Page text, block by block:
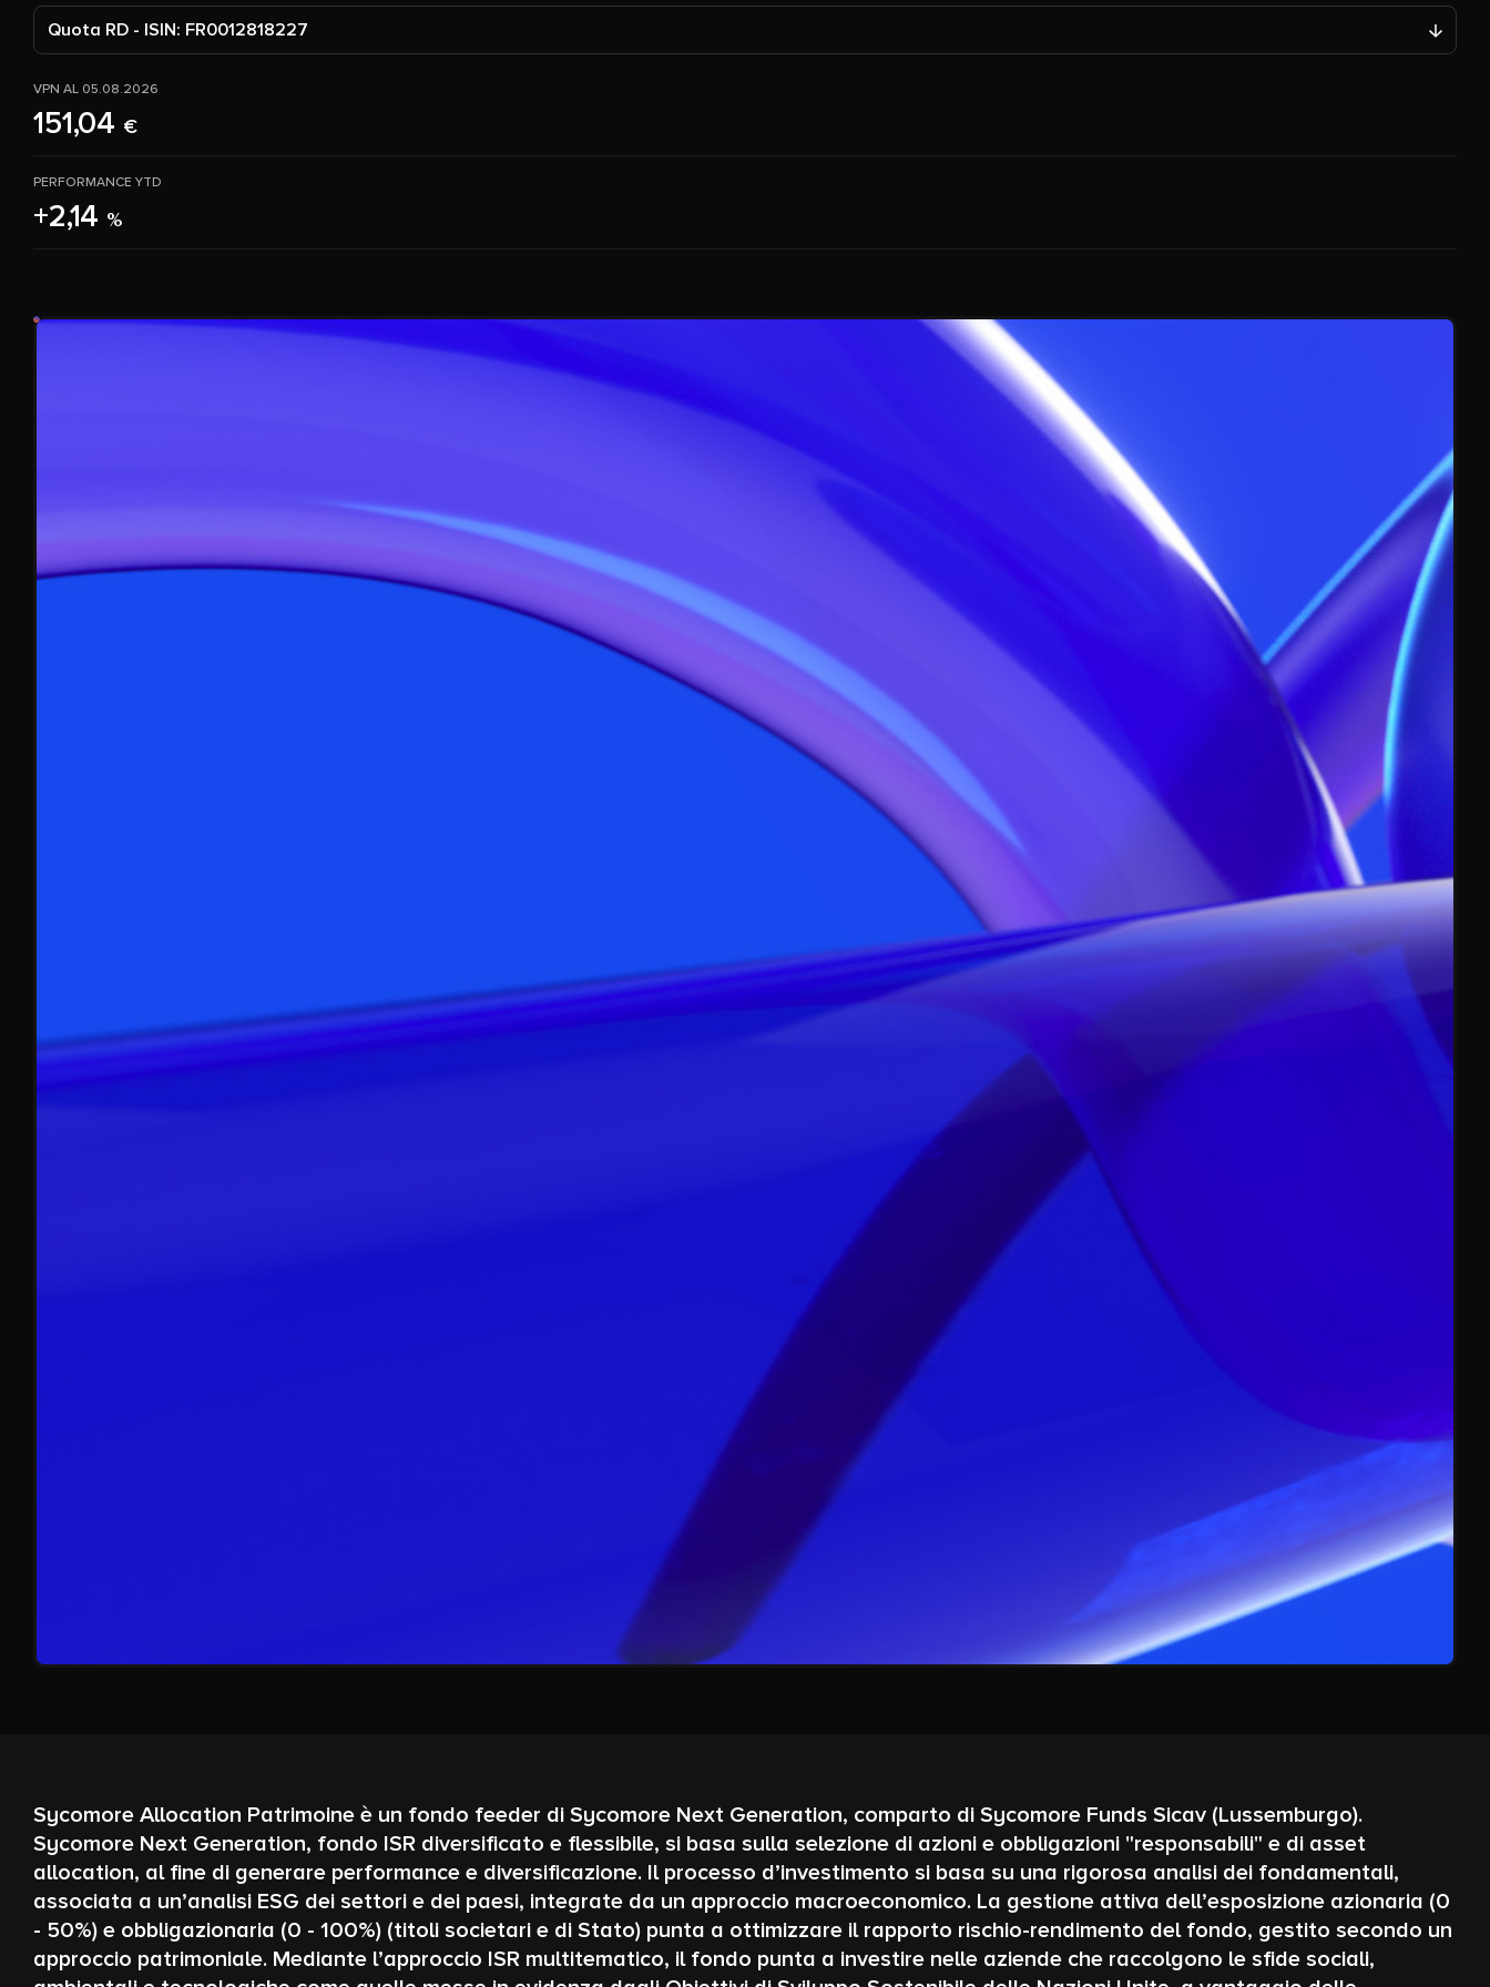
Quota RD - ISIN: FR0012818227
VPN AL 05.08.2026
151,04 €
PERFORMANCE YTD
+2,14 %
Sycomore Allocation Patrimoine è un fondo feeder di Sycomore Next Generation, comparto di Sycomore Funds Sicav (Lussemburgo).
Sycomore Next Generation, fondo ISR diversificato e flessibile, si basa sulla selezione di azioni e obbligazioni "responsabili" e di asset
allocation, al fine di generare performance e diversificazione. Il processo d’investimento si basa su una rigorosa analisi dei fondamentali,
associata a un’analisi ESG dei settori e dei paesi, integrate da un approccio macroeconomico. La gestione attiva dell’esposizione azionaria (0
- 50%) e obbligazionaria (0 - 100%) (titoli societari e di Stato) punta a ottimizzare il rapporto rischio-rendimento del fondo, gestito secondo un
approccio patrimoniale. Mediante l’approccio ISR multitematico, il fondo punta a investire nelle aziende che raccolgono le sfide sociali,